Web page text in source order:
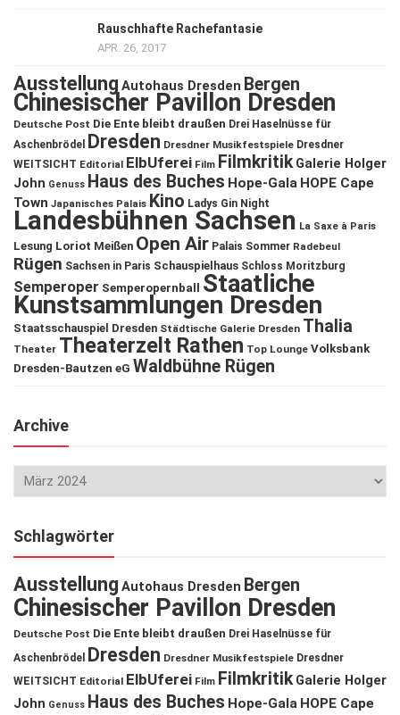
Rauschhafte Rachefantasie
APR. 26, 2017
Ausstellung Autohaus Dresden Bergen
Chinesischer Pavillon Dresden
Deutsche Post Die Ente bleibt draußen Drei Haselnüsse für
Aschenbrödel
Dresden Dresdner Musikfestspiele Dresdner
WEITSICHT Editorial ElbUferei Film Filmkritik Galerie Holger
John Genuss Haus des Buches Hope-Gala HOPE Cape
Town Japanisches Palais Kino Ladys Gin Night
Landesbühnen Sachsen La Saxe à Paris
Lesung Loriot Meißen Open Air Palais Sommer Radebeul
Rügen Sachsen in Paris Schauspielhaus Schloss Moritzburg
Semperoper Semperopernball Staatliche
Kunstsammlungen Dresden
Staatsschauspiel Dresden Städtische Galerie Dresden Thalia
Theater Theaterzelt Rathen Top Lounge Volksbank
Dresden-Bautzen eG Waldbühne Rügen
Archive
Schlagwörter
Ausstellung Autohaus Dresden Bergen
Chinesischer Pavillon Dresden
Deutsche Post Die Ente bleibt draußen Drei Haselnüsse für
Aschenbrödel
Dresden Dresdner Musikfestspiele Dresdner
WEITSICHT Editorial ElbUferei Film Filmkritik Galerie Holger
John Genuss Haus des Buches Hope-Gala HOPE Cape